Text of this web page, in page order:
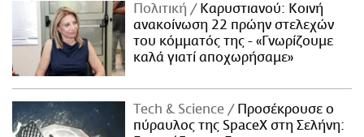
Πολιτική
Καρυστιανού: Κοινή
ανακοίνωση 22 πρώην στελεχών
του κόμματός της - «Γνωρίζουμε
καλά γιατί αποχωρήσαμε»
Τech & Science
Προσέκρουσε ο
πύραυλος της SpaceX στη Σελήνη: